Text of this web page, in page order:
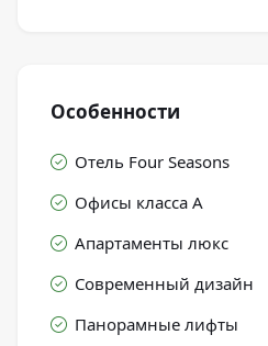
Особенности
Отель Four Seasons
Офисы класса А
Апартаменты люкс
Современный дизайн
Панорамные лифты